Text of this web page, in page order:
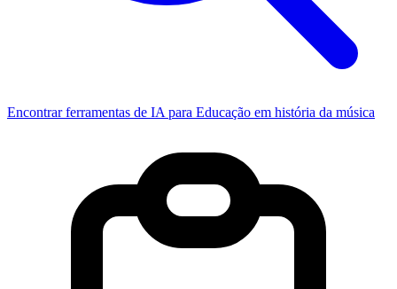
Encontrar ferramentas de IA para Educação em história da música